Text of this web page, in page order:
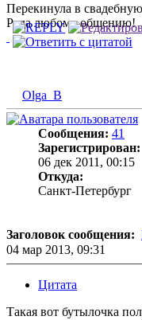
Перекинула в
Рада любому общению!
Olga_B
Сообщения: 41
Зарегистрирован:
06 дек 2011, 00:15
Откуда:
Санкт-Петербург
Заголовок сообщения:
04 мар 2013, 09:31
Цитата
Такая вот бутылочка